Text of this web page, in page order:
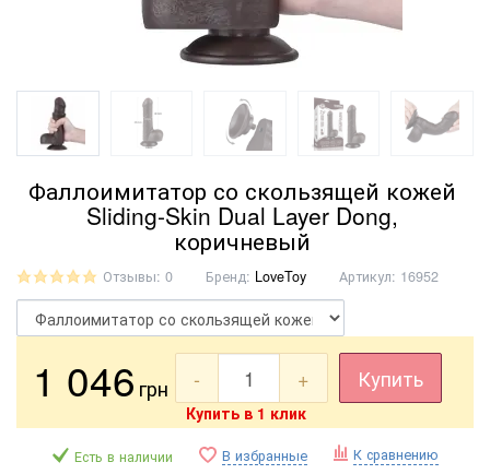
Фаллоимитатор со скользящей кожей
Sliding-Skin Dual Layer Dong,
коричневый
Отзывы: 0 Бренд: LoveToy Артикул: 16952
1 046 грн - + Купить
Купить в 1 клик
Есть в наличии В избранные К сравнению